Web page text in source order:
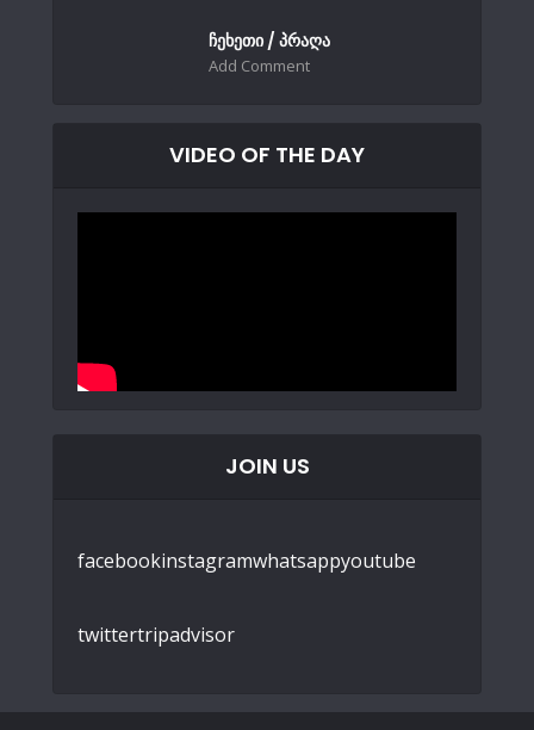
ჩეხეთი / პრაღა
Add Comment
VIDEO OF THE DAY
JOIN US
facebookinstagramwhatsappyoutube
twittertripadvisor